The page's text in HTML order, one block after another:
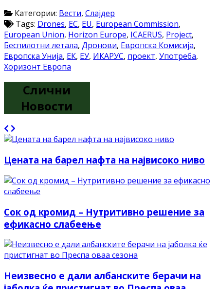
Категории: Вести, Слајдер
Tags: Drones, EC, EU, European Commission,
European Union, Horizon Europe, ICAERUS, Project,
Беспилотни летала, Дронови, Европска Комисија,
Европска Унија, ЕК, ЕУ, ИКАРУС, проект, Употреба,
Хоризонт Европа
Слични
Новости
Цената на барел нафта на највисоко ниво
Сок од кромид – Нутритивно решение за
ефикасно слабеење
Неизвесно е дали албанските берачи на